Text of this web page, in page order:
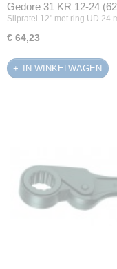
Gedore 31 KR 12-24
Slipratel 12" met ring UD 24
€ 64,23
IN WINKELWAGEN